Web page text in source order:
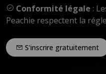
Conformité légale :
Peachie respectent la
S'inscrire gratuitement